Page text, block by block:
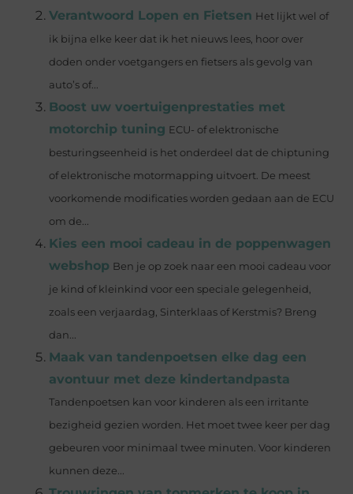
Verantwoord Lopen en Fietsen Het lijkt wel of
ik bijna elke keer dat ik het nieuws lees, hoor over
doden onder voetgangers en fietsers als gevolg van
auto’s of...
Boost uw voertuigenprestaties met
motorchip tuning ECU- of elektronische
besturingseenheid is het onderdeel dat de chiptuning
of elektronische motormapping uitvoert. De meest
voorkomende modificaties worden gedaan aan de ECU
om de...
Kies een mooi cadeau in de poppenwagen
webshop Ben je op zoek naar een mooi cadeau voor
je kind of kleinkind voor een speciale gelegenheid,
zoals een verjaardag, Sinterklaas of Kerstmis? Breng
dan...
Maak van tandenpoetsen elke dag een
avontuur met deze kindertandpasta
Tandenpoetsen kan voor kinderen als een irritante
bezigheid gezien worden. Het moet twee keer per dag
gebeuren voor minimaal twee minuten. Voor kinderen
kunnen deze...